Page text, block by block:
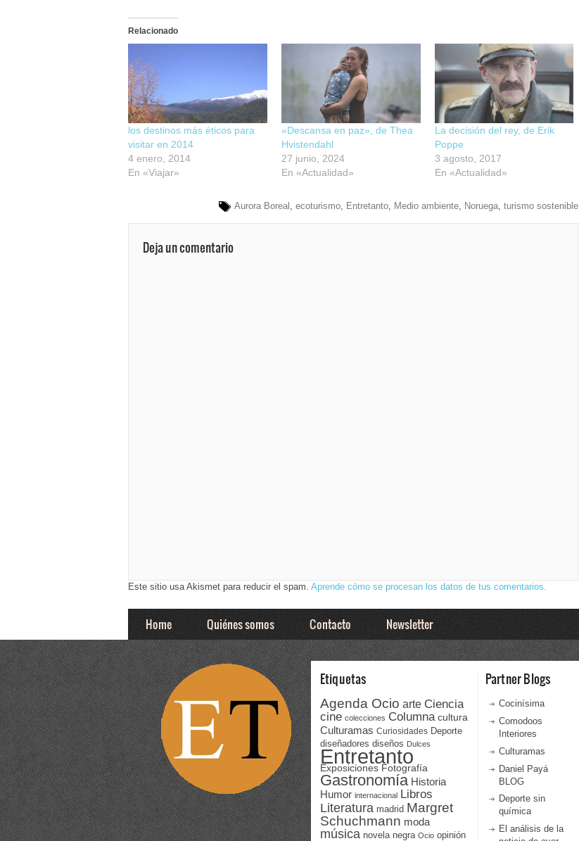
Relacionado
los destinos más éticos para
visitar en 2014
4 enero, 2014
En «Viajar»
«Descansa en paz», de Thea
Hvistendahl
27 junio, 2024
En «Actualidad»
La decisión del rey, de Erik
Poppe
3 agosto, 2017
En «Actualidad»
Aurora Boreal , ecoturismo, Entretanto, Medio ambiente, Noruega, turismo sostenible
Deja un comentario
Este sitio usa Akismet para reducir el spam. Aprende cómo se procesan los datos de tus comentarios.
Home Quiénes somos Contacto Newsletter
Etiquetas
Agenda Ocio arte Ciencia
cine colecciones Columna cultura
Culturamas Curiosidades Deporte
diseñadores diseños Dulces
Entretanto
Exposiciones Fotografía
Gastronomía Historia
Humor internacional Libros
Literatura madrid Margret
Schuchmann moda
música novela negra Ocio opinión
Partner Blogs
Cocinísima
Comodoos
Interiores
Culturamas
Daniel Payá
BLOG
Deporte sin
química
El análisis de la